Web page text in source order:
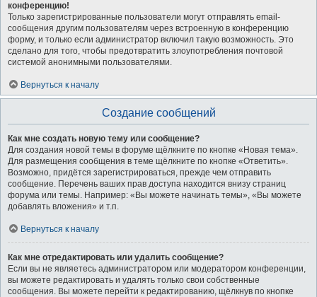
конференцию!
Только зарегистрированные пользователи могут отправлять email-
сообщения другим пользователям через встроенную в конференцию
форму, и только если администратор включил такую возможность. Это
сделано для того, чтобы предотвратить злоупотребления почтовой
системой анонимными пользователями.
Вернуться к началу
Создание сообщений
Как мне создать новую тему или сообщение?
Для создания новой темы в форуме щёлкните по кнопке «Новая тема».
Для размещения сообщения в теме щёлкните по кнопке «Ответить».
Возможно, придётся зарегистрироваться, прежде чем отправить
сообщение. Перечень ваших прав доступа находится внизу страниц
форума или темы. Например: «Вы можете начинать темы», «Вы можете
добавлять вложения» и т.п.
Вернуться к началу
Как мне отредактировать или удалить сообщение?
Если вы не являетесь администратором или модератором конференции,
вы можете редактировать и удалять только свои собственные
сообщения. Вы можете перейти к редактированию, щёлкнув по кнопке